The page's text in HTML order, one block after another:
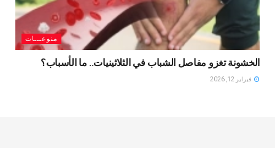
منوعـــات
الخشونة تغزو مفاصل الشباب في الثلاثينيات.. ما الأسباب؟
فبراير 12, 2026